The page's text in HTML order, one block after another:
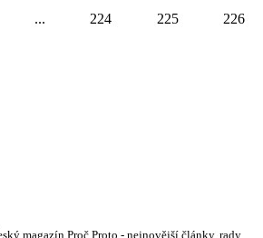
... 224 225 226
magazín Proč Proto - nejnovější články, rady